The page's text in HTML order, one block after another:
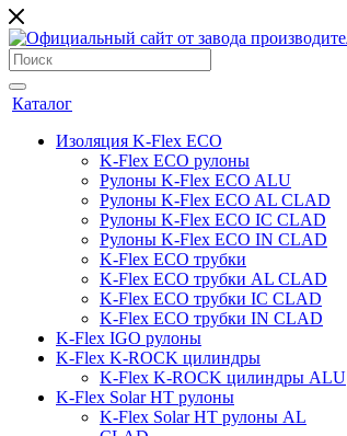
Каталог
Изоляция K-Flex ECO
K-Flex ECO рулоны
Рулоны K-Flex ECO ALU
Рулоны K-Flex ECO AL CLAD
Рулоны K-Flex ECO IC CLAD
Рулоны K-Flex ECO IN CLAD
K-Flex ECO трубки
K-Flex ECO трубки AL CLAD
K-Flex ECO трубки IC CLAD
K-Flex ECO трубки IN CLAD
K-Flex IGO рулоны
K-Flex K-ROCK цилиндры
K-Flex K-ROCK цилиндры ALU
K-Flex Solar HT рулоны
K-Flex Solar HT рулоны AL